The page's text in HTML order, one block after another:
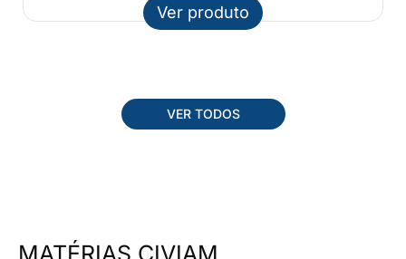
Ver produto
VER TODOS